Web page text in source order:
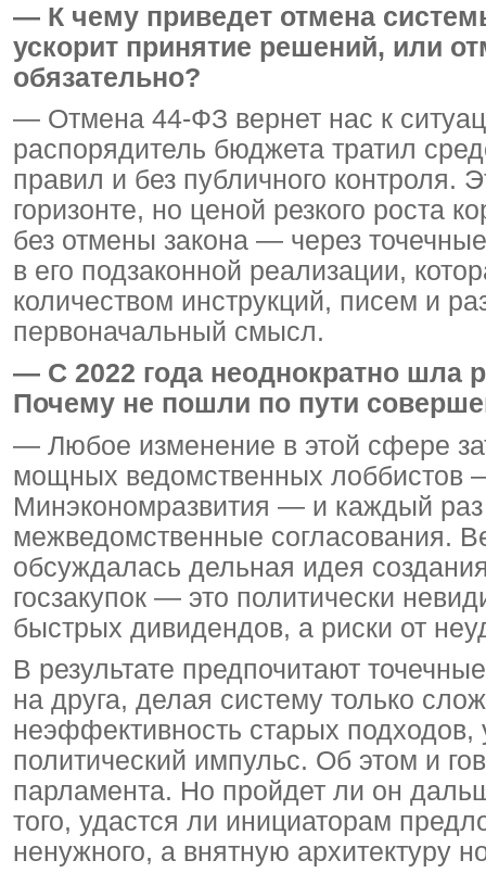
— К чему приведет отмена
ускорит принятие решений, или
обязательно?
— Отмена 44-ФЗ вернет нас к
распорядитель бюджета тратил
правил и без публичного контроля.
горизонте, но ценой резкого роста
без отмены закона — через
в его подзаконной реализации,
количеством инструкций, писем и
первоначальный смысл.
— С 2022 года неоднократно шла
Почему не пошли по пути
— Любое изменение в этой сфере
мощных ведомственных
Минэкономразвития — и каждый
межведомственные согласования.
обсуждалась дельная идея
госзакупок — это политически
быстрых дивидендов, а риски от
В результате предпочитают
на друга, делая систему только
неэффективность старых
политический импульс. Об этом и
парламента. Но пройдет ли он
того, удастся ли инициаторам
ненужного, а внятную архитектуру